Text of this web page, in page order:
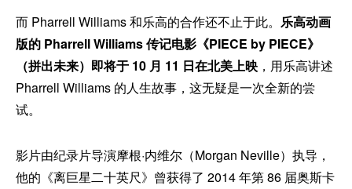
而 Pharrell Williams 和乐高的合作还不止于此。 乐高动画
版的 Pharrell Williams 传记电影《PIECE by PIECE》
（拼出未来）即将于 10 月 11 日在北美上映 ，用乐高讲述
Pharrell Williams 的人生故事，这无疑是一次全新的尝
试。
影片由纪录片导演摩根·内维尔（Morgan Neville）执导，
他的《离巨星二十英尺》曾获得了 2014 年第 86 届奥斯卡